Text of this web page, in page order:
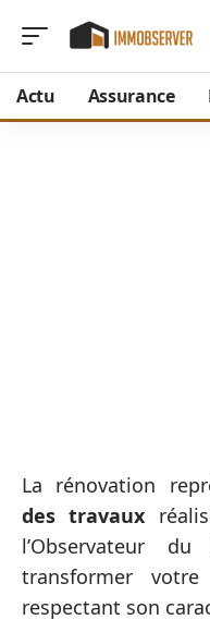
Actu Assurance
La rénovation
des travaux
l’Observateur
transformer
respectant son